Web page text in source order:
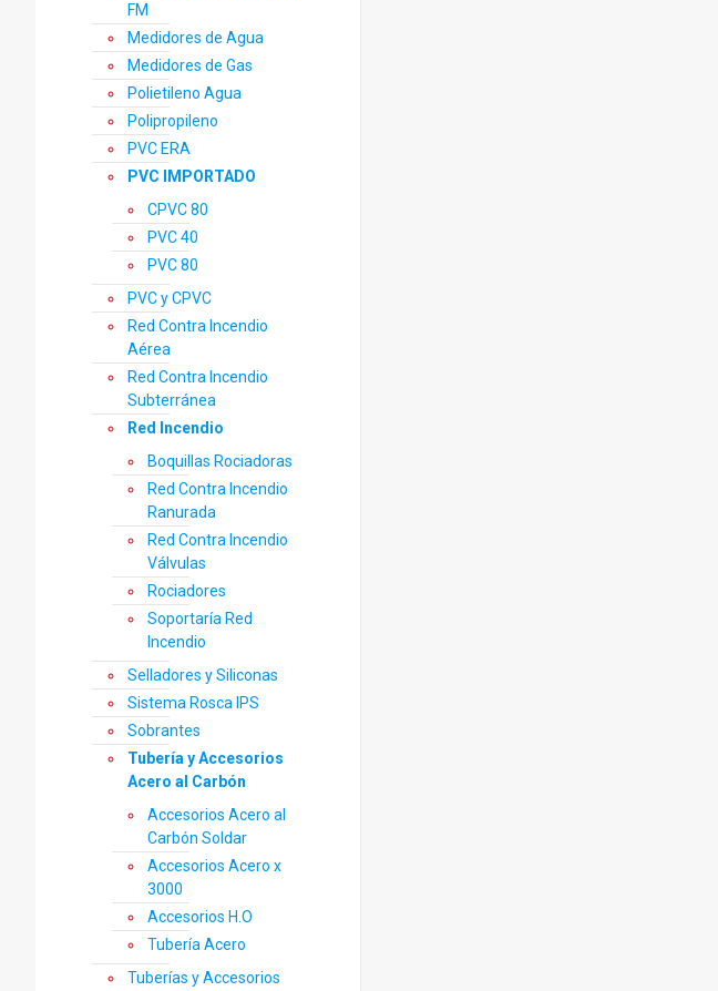
FM
Medidores de Agua
Medidores de Gas
Polietileno Agua
Polipropileno
PVC ERA
PVC IMPORTADO
CPVC 80
PVC 40
PVC 80
PVC y CPVC
Red Contra Incendio
Aérea
Red Contra Incendio
Subterránea
Red Incendio
Boquillas Rociadoras
Red Contra Incendio
Ranurada
Red Contra Incendio
Válvulas
Rociadores
Soportaría Red
Incendio
Selladores y Siliconas
Sistema Rosca IPS
Sobrantes
Tubería y Accesorios
Acero al Carbón
Accesorios Acero al
Carbón Soldar
Accesorios Acero x
3000
Accesorios H.O
Tubería Acero
Tuberías y Accesorios